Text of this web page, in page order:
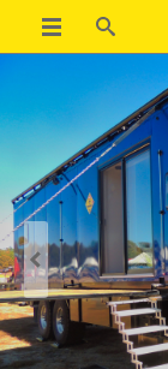
Previous